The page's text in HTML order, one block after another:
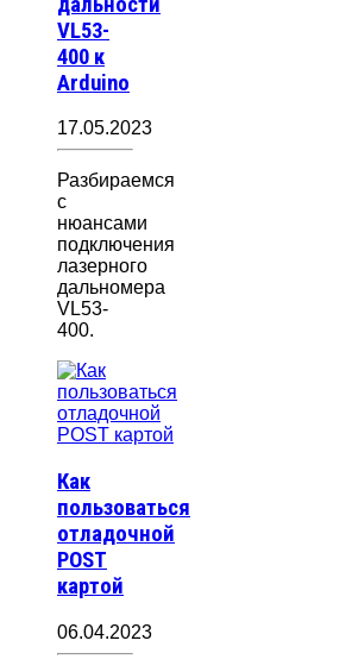
VL53-
400 к
Arduino
17.05.2023
Разбираемся
с
нюансами
подключения
лазерного
дальномера
VL53-
400.
Как
пользоваться
отладочной
POST
картой
06.04.2023